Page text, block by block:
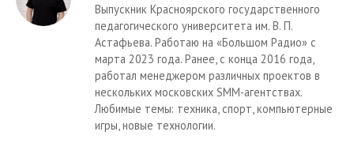
Выпускник Красноярского государственного
педагогического университета им. В. П.
Астафьева. Работаю на «Большом Радио» с
марта 2023 года. Ранее, с конца 2016 года,
работал менеджером различных проектов в
нескольких московских SMM-агентствах.
Любимые темы: техника, спорт, компьютерные
игры, новые технологии.